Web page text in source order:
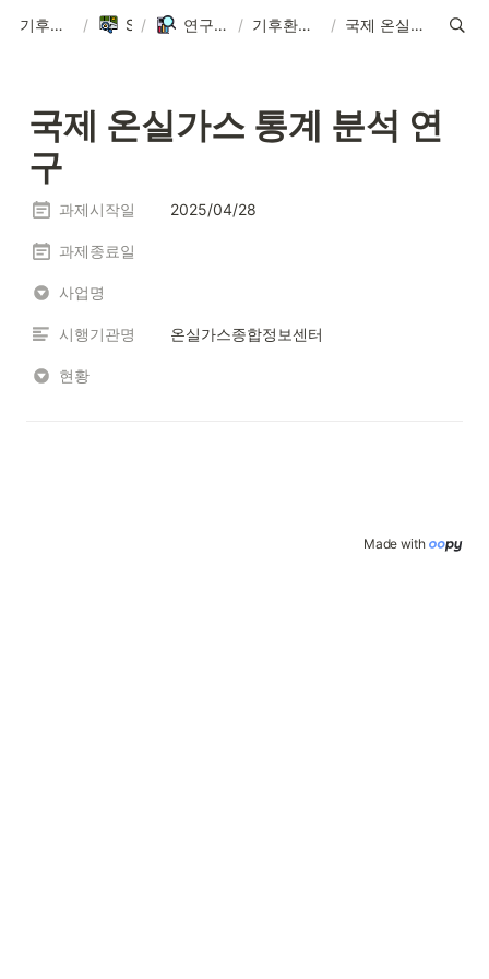
기후환경에너지학과 / Sitemap/ 연구실 ∙ Research Lab / 기후환경통합모형연구실 연구과제 / 국제 온실가스 통계 분석 연구
국제 온실가스 통계 분석 연
구
과제시작일 2025/04/28
과제종료일
사업명
시행기관명 온실가스종합정보센터
현황
Made with